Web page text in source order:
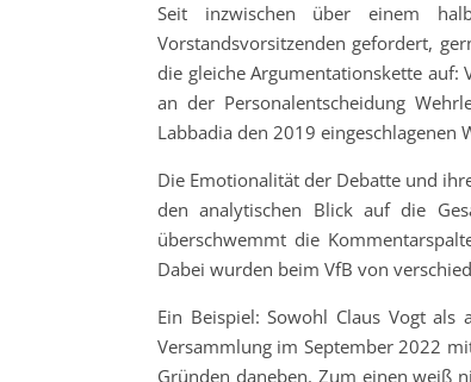
Seit inzwischen über einem
Vorstandsvorsitzenden gefordert,
die gleiche Argumentationskette auf:
an der Personalentscheidung
Labbadia den 2019 eingeschlagenen
Die Emotionalität der Debatte und
den analytischen Blick auf die
überschwemmt die
Dabei wurden beim VfB von
Ein Beispiel: Sowohl Claus Vogt
Versammlung im September 2022
Gründen daneben. Zum einen weiß